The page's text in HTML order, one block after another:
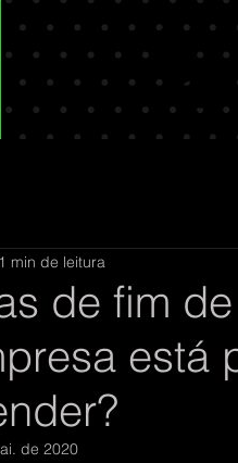
de fim
está
1 min de leitura
de 2020